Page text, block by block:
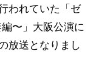
われていた「ゼ
〜」大阪公演に
放送となりまし